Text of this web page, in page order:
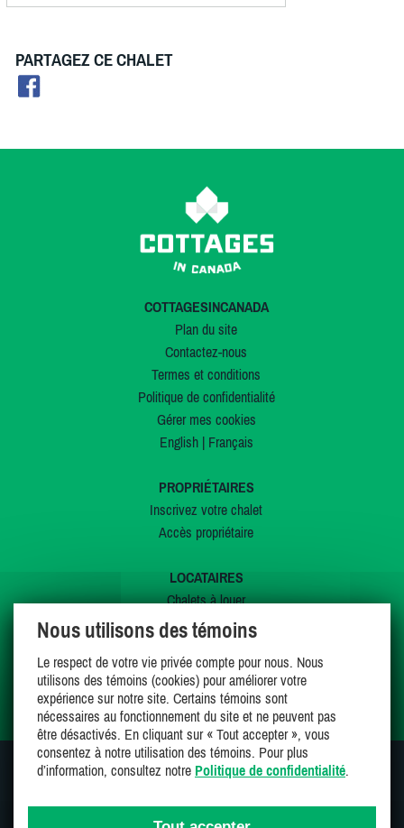
PARTAGEZ CE CHALET
COTTAGESINCANADA
Plan du site
Contactez-nous
Termes et conditions
Politique de confidentialité
Gérer mes cookies
English| Français
PROPRIÉTAIRES
Inscrivez votre chalet
Accès propriétaire
LOCATAIRES
Chalets à louer
Chalets à vendre
Offres spéciales
Mes favoris
SUIVEZ-NOUS SUR
Nous utilisons des témoins
Le respect de votre vie privée compte pour nous. Nous
utilisons des témoins (cookies) pour améliorer votre
expérience sur notre site. Certains témoins sont
nécessaires au fonctionnement du site et ne peuvent pas
être désactivés. En cliquant sur « Tout accepter », vous
consentez à notre utilisation des témoins. Pour plus
d’information, consultez notre Politique de confidentialité.